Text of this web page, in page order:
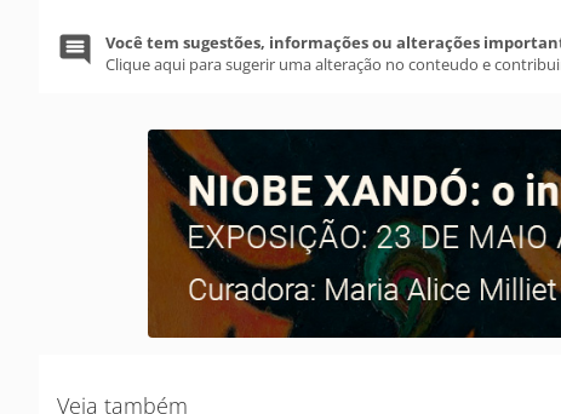
Você tem sugestões, informações ou alterações
Clique aqui para sugerir uma alteração no conteudo e
Veja também